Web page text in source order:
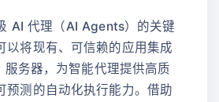
AI 代理（AI Agents）的关键
以将现有、可信赖的应用集成
务器，为智能代理提供高质
预测的自动化执行能力。借助